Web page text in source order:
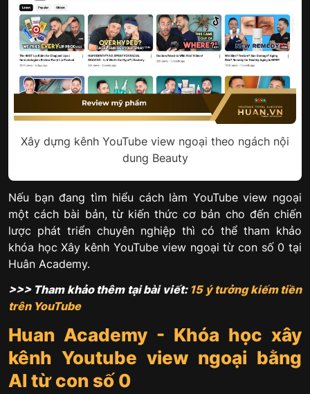
Xây dựng kênh YouTube view ngoại theo ngách nội
dung Beauty
Nếu bạn đang tìm hiểu cách làm YouTube view ngoại
một cách bài bản, từ kiến thức cơ bản cho đến chiến
lược phát triển chuyên nghiệp thì có thể tham khảo
khóa học Xây kênh YouTube view ngoại từ con số 0 tại
Huân Academy.
>>> Tham khảo thêm tại bài viết: 15 ý tưởng kiếm tiền
trên YouTube
Huan Academy - Khóa học xây
kênh Youtube view ngoại bằng
AI từ con số 0